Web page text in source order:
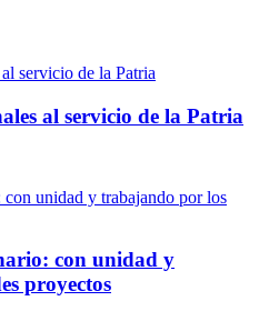
al servicio de la Patria
con unidad y
proyectos